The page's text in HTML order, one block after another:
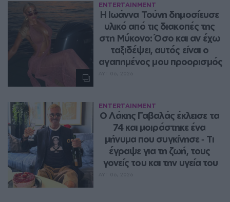
ENTERTAINMENT
Η Ιωάννα Τούνη δημοσίευσε
υλικό από τις διακοπές της
στη Μύκονο: Όσο και αν έχω
ταξιδέψει, αυτός είναι ο
αγαπημένος μου προορισμός
ENTERTAINMENT
Ο Λάκης Γαβαλάς έκλεισε τα
74 και μοιράστηκε ένα
μήνυμα που συγκίνησε ‑ Τι
έγραψε για τη ζωή, τους
γονείς του και την υγεία του